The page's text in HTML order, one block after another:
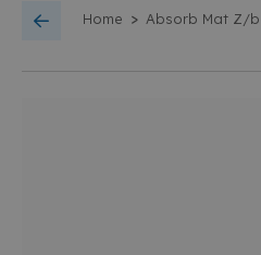
Home > Absorb Mat Z/b